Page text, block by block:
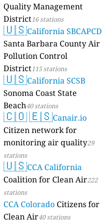
Quality Management
District16 stations
🇺🇸California SBCAPCD
Santa Barbara County Air
Pollution Control
District115 stations
🇺🇸California SCSB
Sonoma Coast State
Beach40 stations
🇨🇴🇪🇸Canair.io
Citizen network for
monitoring air quality29
stations
🇺🇸CCA California
Coalition for Clean Air222
stations
CCA Colorado Citizens for
Clean Air40 stations